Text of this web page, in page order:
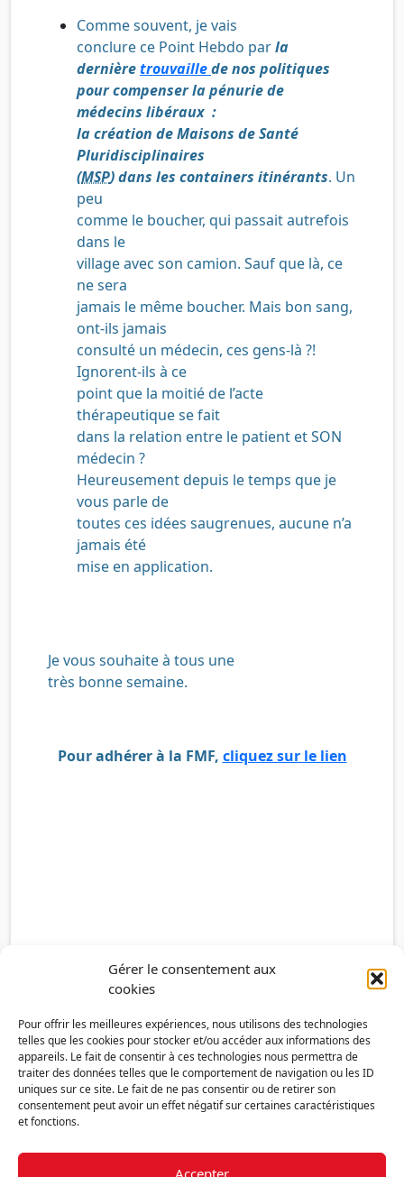
Gérer le consentement aux
cookies
Pour offrir les meilleures expériences, nous utilisons des technologies
telles que les cookies pour stocker et/ou accéder aux informations des
appareils. Le fait de consentir à ces technologies nous permettra de
traiter des données telles que le comportement de navigation ou les ID
uniques sur ce site. Le fait de ne pas consentir ou de retirer son
consentement peut avoir un effet négatif sur certaines caractéristiques
et fonctions.
Accepter
Comme souvent, je vais
conclure ce Point Hebdo parla
dernièretrouvaillede nos politiques
pour compenser la pénurie de
médecins libéraux :
la création de Maisons de Santé
Pluridisciplinaires
(MSP) dans les containers itinérants. Un
peu
comme le boucher, qui passait autrefois
dans le
village avec son camion. Sauf que là, ce
ne sera
jamais le même boucher. Mais bon sang,
ont-ils jamais
consulté un médecin, ces gens-là ?!
Ignorent-ils à ce
point que la moitié de l’acte
thérapeutique se fait
dans la relation entre le patient et SON
médecin ?
Heureusement depuis le temps que je
vous parle de
toutes ces idées saugrenues, aucune n’a
jamais été
mise en application.
Je vous souhaiteà tous une
très bonne semaine.
Pour adhérer à la FMF, cliquez sur le lien